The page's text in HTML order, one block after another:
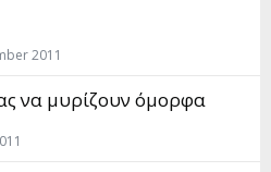
2011
να μυρίζουν όμορφα